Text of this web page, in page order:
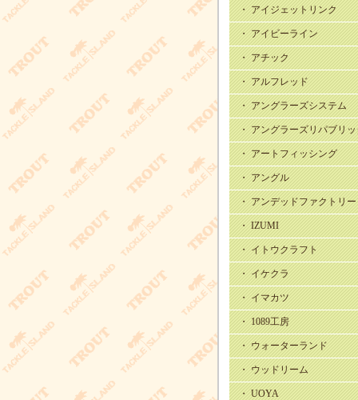
・ アイジェットリンク
・ アイビーライン
・ アチック
・ アルフレッド
・ アングラーズシステム
・ アングラーズリパブリ
・ アートフィッシング
・ アングル
・ アンデッドファクトリー
・ IZUMI
・ イトウクラフト
・ イケクラ
・ イマカツ
・ 1089工房
・ ウォーターランド
・ ウッドリーム
・ UOYA